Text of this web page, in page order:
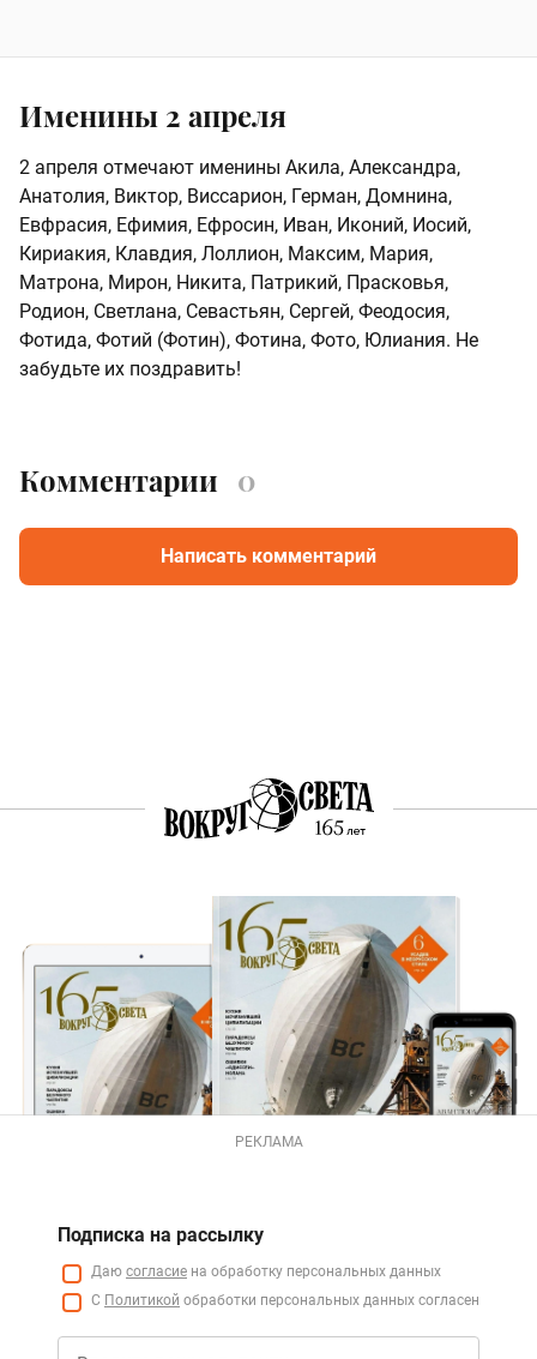
Именины 2 апреля
2 апреля отмечают именины Акила, Александра,
Анатолия, Виктор, Виссарион, Герман, Домнина,
Евфрасия, Ефимия, Ефросин, Иван, Иконий, Иосий,
Кириакия, Клавдия, Лоллион, Максим, Мария,
Матрона, Мирон, Никита, Патрикий, Прасковья,
Родион, Светлана, Севастьян, Сергей, Феодосия,
Фотида, Фотий (Фотин), Фотина, Фото, Юлиания. Не
забудьте их поздравить!
Комментарии 0
Написать комментарий
РЕКЛАМА
Подписка на рассылку
Даю согласие на обработку персональных данных
С Политикой обработки персональных данных согласен